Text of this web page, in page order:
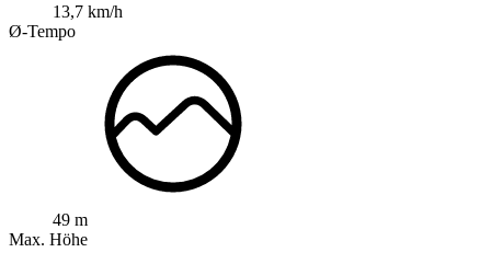
13,7 km/h
Ø-Tempo
49 m
Max. Höhe